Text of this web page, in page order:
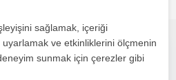
türkçe ve matematik dersi
sağlamak, içeriği
ve etkinliklerini ölçmenin
sunmak için çerezler gibi